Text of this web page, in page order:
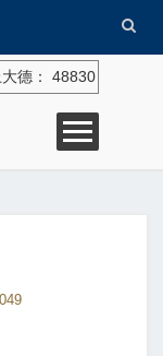
德： 48830